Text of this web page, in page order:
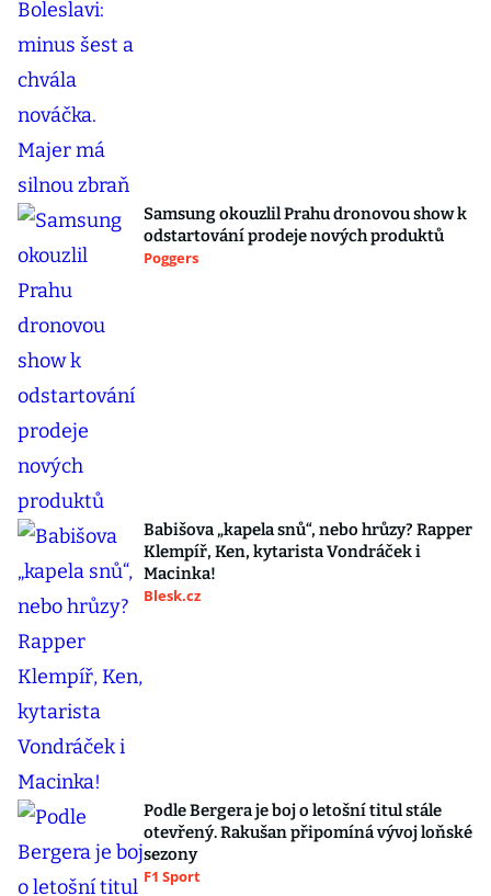
Samsung okouzlil Prahu dronovou show k
odstartování prodeje nových produktů
Poggers
Babišova „kapela snů“, nebo hrůzy? Rapper
Klempíř, Ken, kytarista Vondráček i
Macinka!
Blesk.cz
Podle Bergera je boj o letošní titul stále
otevřený. Rakušan připomíná vývoj loňské
sezony
F1 Sport